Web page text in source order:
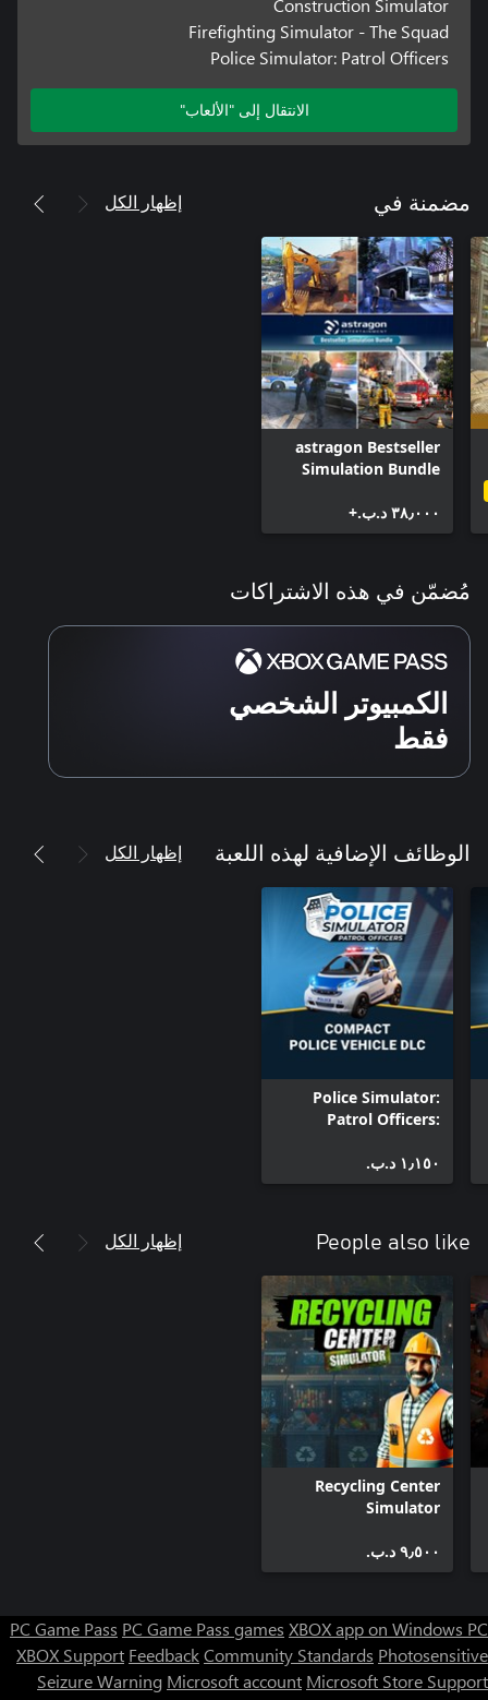
Construction Simulator
Firefighting Simulator - The Squad
Police Simulator: Patrol Officers
الانتقال إلى "الألعاب"
مضمنة في إظهار الكل
astragon Bestseller
Simulation Bundle
٣٨٫٠٠٠ د.ب.‏+
مُضمّن في هذه الاشتراكات
الكمبيوتر الشخصي
فقط
الوظائف الإضافية لهذه اللعبة إظهار الكل
Police Simulator:
Patrol Officers:
Vehicle DLC
١٫١٥٠ د.ب.‏
People also like إظهار الكل
Recycling Center
Simulator
٩٫٥٠٠ د.ب.‏
PC Game Pass PC Game Pass games XBOX app on Windows PC
XBOX Support FeedbackCommunity Standards Photosensitive
Seizure Warning Microsoft account Microsoft Store Support